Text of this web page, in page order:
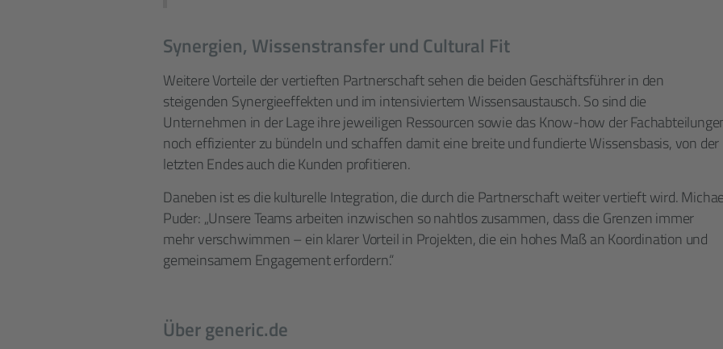
Synergien, Wissenstransfer und Cultural Fit
Weitere Vorteile der vertieften Partnerschaft sehen die beiden Geschäftsführer in den
steigenden Synergieeffekten und im intensiviertem Wissensaustausch. So sind die
Unternehmen in der Lage ihre jeweiligen Ressourcen sowie das Know-how der
noch effizienter zu bündeln und schaffen damit eine breite und fundierte Wissensbasis, von der
letzten Endes auch die Kunden profitieren.
Daneben ist es die kulturelle Integration, die durch die Partnerschaft weiter vertieft wird.
Puder: „Unsere Teams arbeiten inzwischen so nahtlos zusammen, dass die Grenzen immer
mehr verschwimmen – ein klarer Vorteil in Projekten, die ein hohes Maß an Koordination und
gemeinsamem Engagement erfordern.“
Über generic.de